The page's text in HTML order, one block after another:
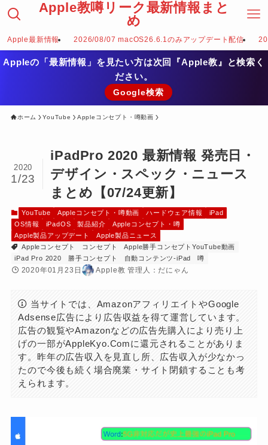
Apple教噂リーク最新情報まと
め
Apple最新情報 2026/08/07 macOS26.6.1のみアップデート配信
Appleの「最新情報」を見たい方は次回『Apple教』と検索く
ださい。
Google検索
ホーム YouTube Appleコンセプト・噂動画
iPadPro 2020 最新情報 発売日・
デザイン・スペック・ニュース
まとめ【07/24更新】
2020
1/23
YouTube Appleコンセプト・噂動画 ハードウェア情報
iPad
OS情報
iPadOS 製品紹介
Appleコンセプト・噂
Apple製品アップデート
Apple製品ニュース
Appleコンセプト
コンセプト
Apple勝手コンセプトYouTube動画
iPad Pro 2020
勝手コンセプト 自動コンテンツ-iPad 噂
2020年01月23日 Apple教 管理人：だにゃん
当サイトでは、AmazonアフィリエイトやGoogle
Adsense広告により広告収益を得て運営しています。
広告の観覧やAmazonなどの広告先購入により売り上
げの一部がAppleKyo.Comに還元されることがありま
す。昨年の広告収入を見直し所、広告収入が少なかっ
たので今後も続く場合廃業・サイト閉鎖することも考
えられます。